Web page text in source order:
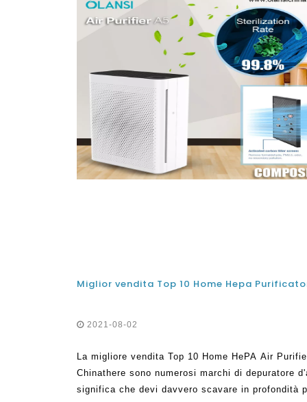
2021-08-02
La migliore vendita Top 10 Home HePA Air
Chinathere sono numerosi marchi di depuratore
significa che devi davvero scavare in profondità